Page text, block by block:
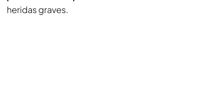
heridas graves.